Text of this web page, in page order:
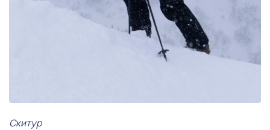
Скитур